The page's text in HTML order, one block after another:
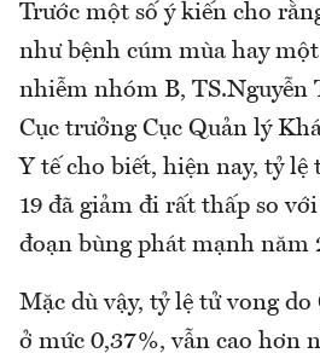
Trước một số ý kiến cho
như bệnh cúm mùa hay
nhiễm nhóm B, TS.Nguyễn
Cục trưởng Cục Quản lý
Y tế cho biết, hiện nay, tỷ lệ
19 đã giảm đi rất thấp so
đoạn bùng phát mạnh năm
Mặc dù vậy, tỷ lệ tử vong do
ở mức 0,37%, vẫn cao hơn